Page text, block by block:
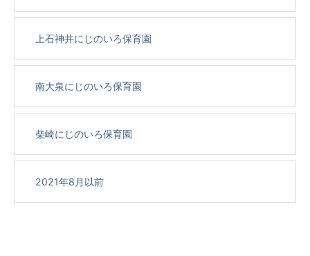
上石神井にじのいろ保育園
南大泉にじのいろ保育園
柴崎にじのいろ保育園
2021年8月以前